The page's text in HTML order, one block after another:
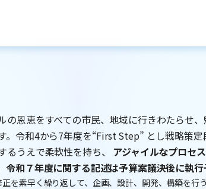
の恩恵をすべての市民、地域に行きわたらせ
。令和4から7年度を“First Step” とし戦略策
るうえで柔軟性を持ち、 アジャイルなプロセ
令和７年度に関する記述は予算案議決後に執行
を素早く繰り返して、企画、設計、開発、構築を行